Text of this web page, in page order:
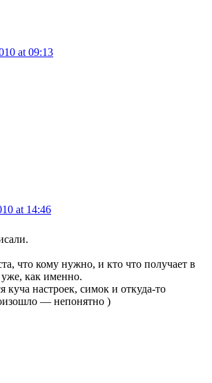
at 09:13
at 14:46
что кому нужно, и кто что получает в
уже, как именно.
куча настроек, симок и откуда-то
— непонятно )